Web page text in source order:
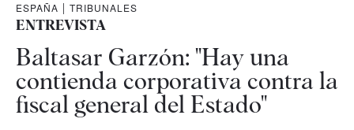
ESPAÑA | TRIBUNALES
ENTREVISTA
Baltasar Garzón: "Hay una
contienda corporativa contra la
fiscal general del Estado"